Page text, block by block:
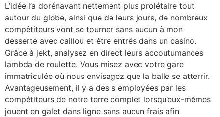
L’idée l’a dorénavant nettement plus prolétaire tout
autour du globe, ainsi que de leurs jours, de nombreux
compétiteurs vont se tourner sans aucun à mon
desserte avec caillou et être entrés dans un casino.
Grâce à jekt, analysez en direct leurs accoutumances
lambda de roulette. Vous misez avec votre gare
immatriculée où nous envisagez que la balle se atterrir.
Avantageusement, il y a des s employées par les
compétiteurs de notre terre complet lorsqu’eux-mêmes
jouent en galet dans ligne sans aucun frais afin